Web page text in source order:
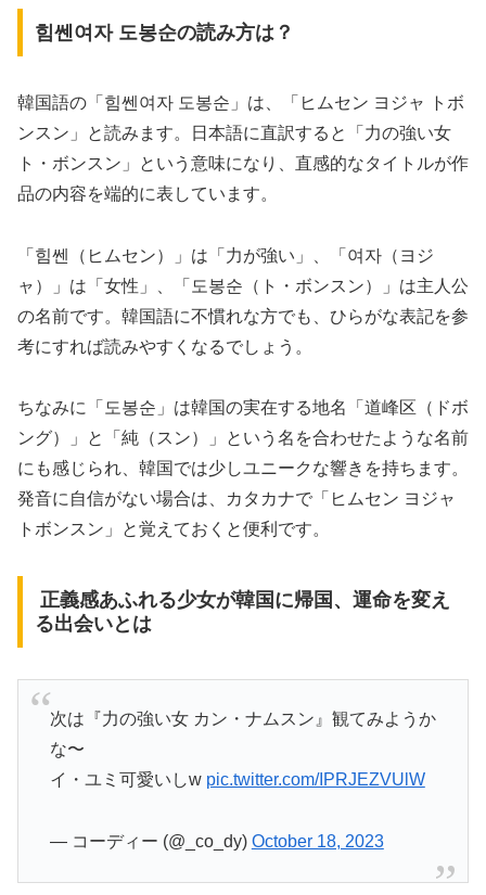
힘쎈여자 도봉순の読み方は？
韓国語の「힘쎈여자 도봉순」は、「ヒムセン ヨジャ トボ
ンスン」と読みます。日本語に直訳すると「力の強い女
ト・ボンスン」という意味になり、直感的なタイトルが作
品の内容を端的に表しています。
「힘쎈（ヒムセン）」は「力が強い」、「여자（ヨジ
ャ）」は「女性」、「도봉순（ト・ボンスン）」は主人公
の名前です。韓国語に不慣れな方でも、ひらがな表記を参
考にすれば読みやすくなるでしょう。
ちなみに「도봉순」は韓国の実在する地名「道峰区（ドボ
ング）」と「純（スン）」という名を合わせたような名前
にも感じられ、韓国では少しユニークな響きを持ちます。
発音に自信がない場合は、カタカナで「ヒムセン ヨジャ
トボンスン」と覚えておくと便利です。
正義感あふれる少女が韓国に帰国、運命を変え
る出会いとは
次は『力の強い女 カン・ナムスン』観てみようか
な〜
イ・ユミ可愛いしw pic.twitter.com/IPRJEZVUlW
— コーディー (@_co_dy) October 18, 2023